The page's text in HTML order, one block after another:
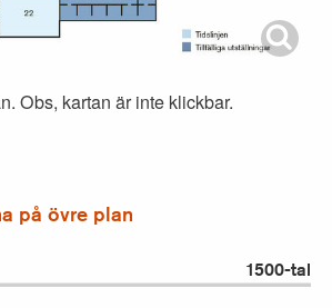
Obs, kartan är inte klickbar.
på övre plan
1500-tal